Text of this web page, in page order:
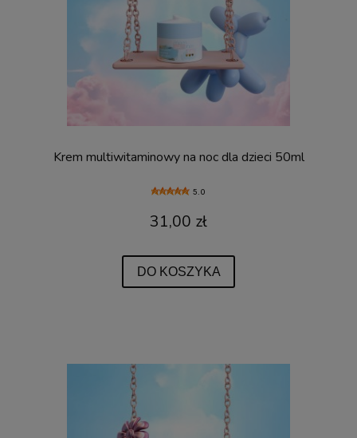
Krem multiwitaminowy na noc dla dzieci 50ml
5.0
31,00 zł
DO KOSZYKA